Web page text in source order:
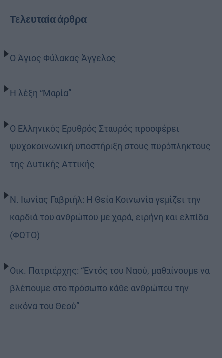
Τελευταία άρθρα
Ο Άγιος Φύλακας Άγγελος
Η λέξη “Μαρία”
Ο Ελληνικός Ερυθρός Σταυρός προσφέρει
ψυχοκοινωνική υποστήριξη στους πυρόπληκτους
της Δυτικής Αττικής
Ν. Ιωνίας Γαβριήλ: Η Θεία Κοινωνία γεμίζει την
καρδιά του ανθρώπου με χαρά, ειρήνη και ελπίδα
(ΦΩΤΟ)
Οικ. Πατριάρχης: “Εντός του Ναού, μαθαίνουμε να
βλέπουμε στο πρόσωπο κάθε ανθρώπου την
εικόνα του Θεού”